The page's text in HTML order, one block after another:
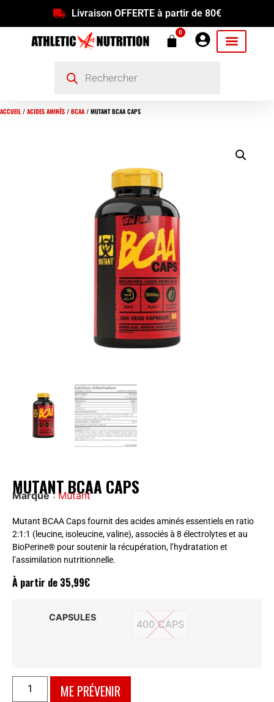
Livraison OFFERTE à partir de 80€
0
ACCUEIL/ ACIDES AMINÉS / BCAA / MUTANT BCAA CAPS
MUTANT BCAA CAPS
Marque: Mutant
Mutant BCAA Caps fournit des acides aminés essentiels en ratio
2:1:1 (leucine, isoleucine, valine), associés à 8 électrolytes et au
BioPerine® pour soutenir la récupération, l’hydratation et
l’assimilation nutritionnelle.
À partir de 35,99€
CAPSULES
400 CAPS
400 CAPS
ME PRÉVENIR